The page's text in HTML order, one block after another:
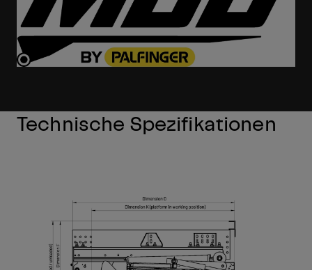
Technische Spezifikationen